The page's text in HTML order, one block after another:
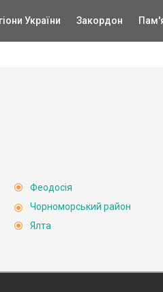
України Закордон
Феодосія
Чорноморський район
Ялта